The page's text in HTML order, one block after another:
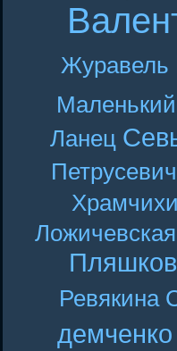
Журавель
Ланец
Ложичевская
Ревякина
демченко